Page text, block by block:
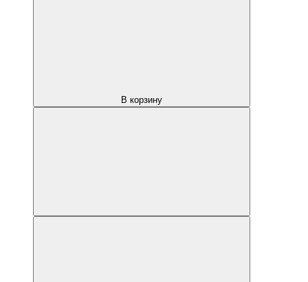
В корзину